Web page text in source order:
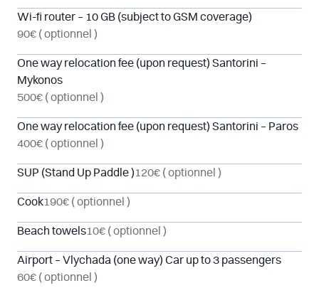
Wi-fi router – 10 GB (subject to GSM coverage)
90€ ( optionnel )
One way relocation fee (upon request) Santorini –
Mykonos
500€ ( optionnel )
One way relocation fee (upon request) Santorini – Paros
400€ ( optionnel )
SUP (Stand Up Paddle )120€ ( optionnel )
Cook190€ ( optionnel )
Beach towels10€ ( optionnel )
Airport – Vlychada (one way) Car up to 3 passengers
60€ ( optionnel )